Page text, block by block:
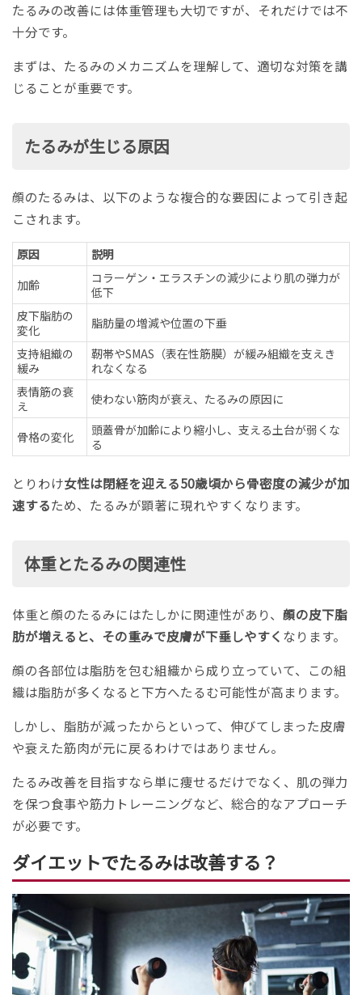
たるみの改善には体重管理も大切ですが、それだけでは不
十分です。
まずは、たるみのメカニズムを理解して、適切な対策を講
じることが重要です。
たるみが生じる原因
顔のたるみは、以下のような複合的な要因によって引き起
こされます。
原因
説明
加齢
コラーゲン・エラスチンの減少により肌の弾力が
低下
皮下脂肪の
変化
脂肪量の増減や位置の下垂
支持組織の
緩み
靭帯やSMAS（表在性筋膜）が緩み組織を支えき
れなくなる
表情筋の衰
え
使わない筋肉が衰え、たるみの原因に
骨格の変化
頭蓋骨が加齢により縮小し、支える土台が弱くな
る
とりわけ女性は閉経を迎える50歳頃から骨密度の減少が加
速するため、たるみが顕著に現れやすくなります。
体重とたるみの関連性
体重と顔のたるみにはたしかに関連性があり、 顔の皮下脂
肪が増えると、その重みで皮膚が下垂しやすく なります。
顔の各部位は脂肪を包む組織から成り立っていて、この組
織は脂肪が多くなると下方へたるむ可能性が高まります。
しかし、脂肪が減ったからといって、伸びてしまった皮膚
や衰えた筋肉が元に戻るわけではありません。
たるみ改善を目指すなら単に痩せるだけでなく、肌の弾力
を保つ食事や筋力トレーニングなど、総合的なアプローチ
が必要です。
ダイエットでたるみは改善する？